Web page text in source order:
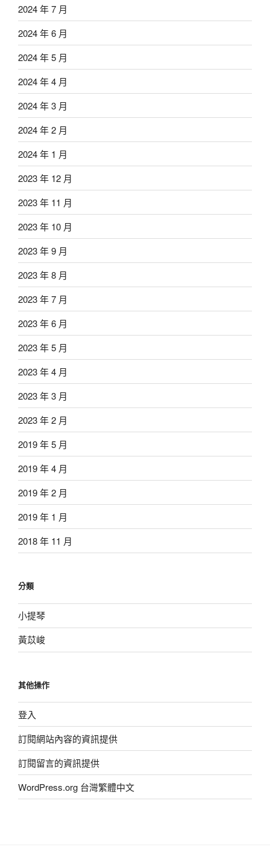
2024 年 7 月
2024 年 6 月
2024 年 5 月
2024 年 4 月
2024 年 3 月
2024 年 2 月
2024 年 1 月
2023 年 12 月
2023 年 11 月
2023 年 10 月
2023 年 9 月
2023 年 8 月
2023 年 7 月
2023 年 6 月
2023 年 5 月
2023 年 4 月
2023 年 3 月
2023 年 2 月
2019 年 5 月
2019 年 4 月
2019 年 2 月
2019 年 1 月
2018 年 11 月
分類
小提琴
黃苡峻
其他操作
登入
訂閱網站內容的資訊提供
訂閱留言的資訊提供
WordPress.org 台灣繁體中文